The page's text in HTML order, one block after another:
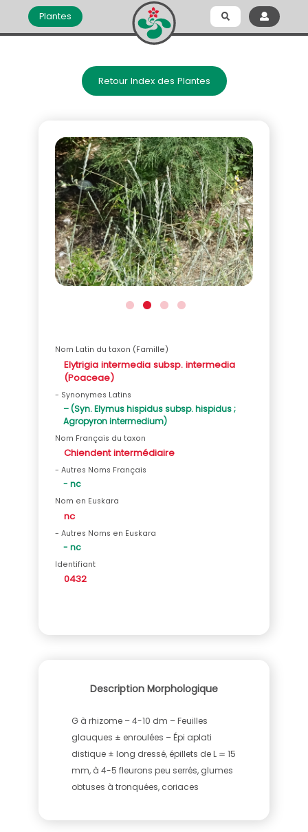
Plantes
Retour Index des Plantes
Nom Latin du taxon (Famille)
Elytrigia intermedia subsp. intermedia
(Poaceae)
- Synonymes Latins
– (Syn. Elymus hispidus subsp. hispidus ;
Agropyron intermedium)
Nom Français du taxon
Chiendent intermédiaire
- Autres Noms Français
- nc
Nom en Euskara
nc
- Autres Noms en Euskara
- nc
Identifiant
0432
Description Morphologique
G à rhizome – 4-10 dm – Feuilles
glauques ± enroulées – Épi aplati
distique ± long dressé, épillets de L ≃ 15
mm, à 4-5 fleurons peu serrés, glumes
obtuses à tronquées, coriaces